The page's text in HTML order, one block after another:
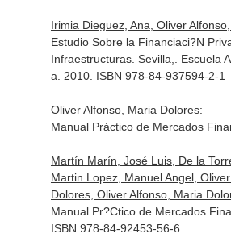
Irimia Dieguez, Ana, Oliver
Estudio Sobre la Financiaci?N
Infraestructuras. Sevilla,. Escuela
a. 2010. ISBN 978-84-937594-2-1
Oliver Alfonso, Maria Dolores:
Manual Práctico de Mercados
Martín Marín, José Luis, De la
Martin Lopez, Manuel Angel,
Dolores, Oliver Alfonso, Maria
Manual Pr?Ctico de Mercados
ISBN 978-84-92453-56-6